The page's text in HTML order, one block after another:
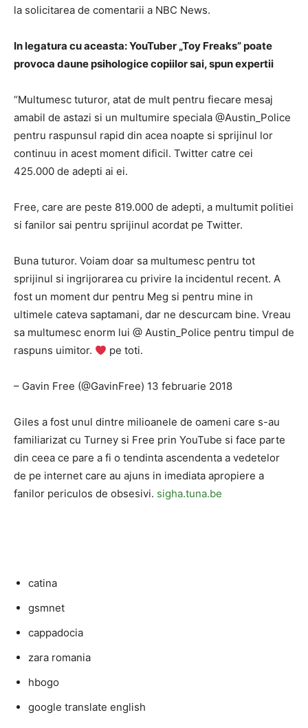
la solicitarea de comentarii a NBC News.
In legatura cu aceasta: YouTuber „Toy Freaks” poate
provoca daune psihologice copiilor sai, spun expertii
“Multumesc tuturor, atat de mult pentru fiecare mesaj
amabil de astazi si un multumire speciala @Austin_Police
pentru raspunsul rapid din acea noapte si sprijinul lor
continuu in acest moment dificil. Twitter catre cei
425.000 de adepti ai ei.
Free, care are peste 819.000 de adepti, a multumit politiei
si fanilor sai pentru sprijinul acordat pe Twitter.
Buna tuturor. Voiam doar sa multumesc pentru tot
sprijinul si ingrijorarea cu privire la incidentul recent. A
fost un moment dur pentru Meg si pentru mine in
ultimele cateva saptamani, dar ne descurcam bine. Vreau
sa multumesc enorm lui @ Austin_Police pentru timpul de
raspuns uimitor.
pe toti.
– Gavin Free (@GavinFree) 13 februarie 2018
Giles a fost unul dintre milioanele de oameni care s-au
familiarizat cu Turney si Free prin YouTube si face parte
din ceea ce pare a fi o tendinta ascendenta a vedetelor
de pe internet care au ajuns in imediata apropiere a
fanilor periculos de obsesivi. sigha.tuna.be
catina
gsmnet
cappadocia
zara romania
hbogo
google translate english